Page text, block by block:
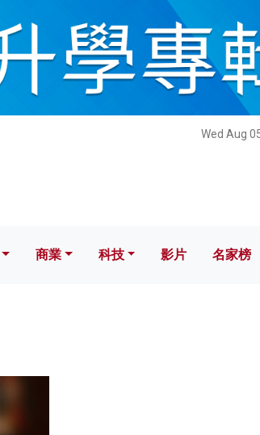
Wed Aug
科技 影片 名
商業 科技 影片 名家榜